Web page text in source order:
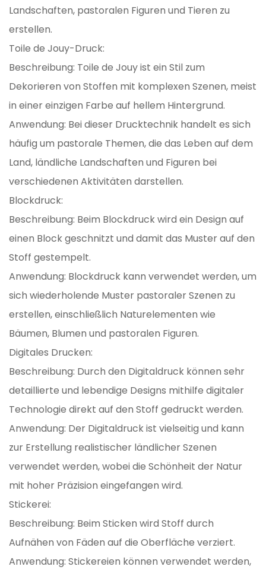
Landschaften, pastoralen Figuren und Tieren zu
erstellen.
Toile de Jouy-Druck:
Beschreibung: Toile de Jouy ist ein Stil zum
Dekorieren von Stoffen mit komplexen Szenen, meist
in einer einzigen Farbe auf hellem Hintergrund.
Anwendung: Bei dieser Drucktechnik handelt es sich
häufig um pastorale Themen, die das Leben auf dem
Land, ländliche Landschaften und Figuren bei
verschiedenen Aktivitäten darstellen.
Blockdruck:
Beschreibung: Beim Blockdruck wird ein Design auf
einen Block geschnitzt und damit das Muster auf den
Stoff gestempelt.
Anwendung: Blockdruck kann verwendet werden, um
sich wiederholende Muster pastoraler Szenen zu
erstellen, einschließlich Naturelementen wie
Bäumen, Blumen und pastoralen Figuren.
Digitales Drucken:
Beschreibung: Durch den Digitaldruck können sehr
detaillierte und lebendige Designs mithilfe digitaler
Technologie direkt auf den Stoff gedruckt werden.
Anwendung: Der Digitaldruck ist vielseitig und kann
zur Erstellung realistischer ländlicher Szenen
verwendet werden, wobei die Schönheit der Natur
mit hoher Präzision eingefangen wird.
Stickerei:
Beschreibung: Beim Sticken wird Stoff durch
Aufnähen von Fäden auf die Oberfläche verziert.
Anwendung: Stickereien können verwendet werden,